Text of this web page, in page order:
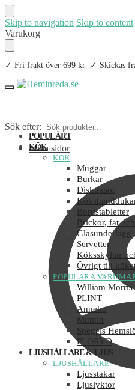
Skip to navigation Skip to content
Varukorg
✓ Fri frakt över 699 kr ✓ Skickas
Sök efter:
Mina sidor
POPULÄRT
KÖK
KÖK
Muggar
Burkar
Disktrasor
Bordstabletter
Brickor, fat
Glasunderlägg
Servetter
Köksskyltar
Övrigt till
POPULÄRA
William Morris
PLINT
Anneko
Mumin
Spegels
FLORYD
LJUSHÅLLARE & LJUS
LJUSHÅLLARE
Ljusstakar
Ljuslyktor